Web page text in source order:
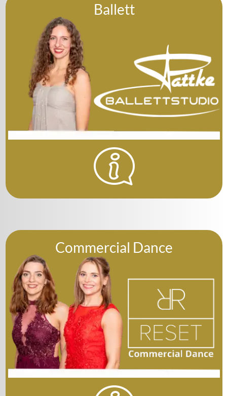
Ballett
Commercial Dance